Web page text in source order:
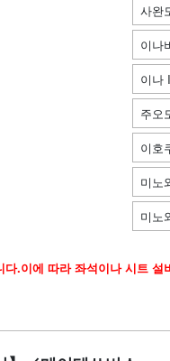
사완
이나
이나
주오
이호
미노
미노
다.이에 따라 좌석이나 시트